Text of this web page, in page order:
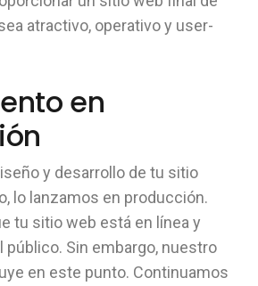
atractivo, operativo y user-
en
y desarrollo de tu sitio
lo lanzamos en producción.
tu sitio web está en línea y
público. Sin embargo, nuestro
en este punto. Continuamos